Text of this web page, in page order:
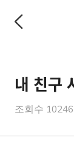
내 친구
조회수 10246